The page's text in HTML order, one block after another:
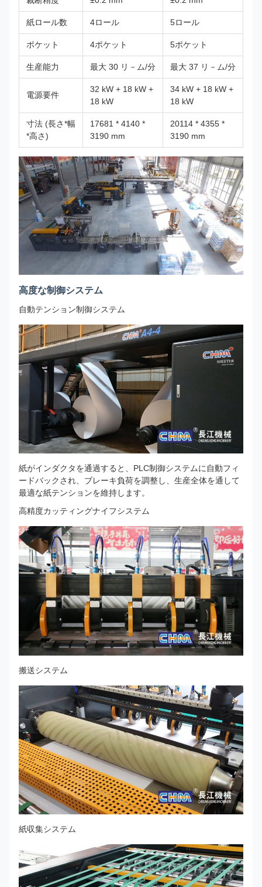
紙ロール数 4ロール 5ロール
ポケット 4ポケット 5ポケット
生産能力 最大 30 リ－ム/分 最大 37 リ－ム/分
電源要件
32 kW + 18 kW +
18 kW
34 kW + 18 kW +
18 kW
寸法 (長さ*幅
*高さ)
17681 * 4140 *
3190 mm
20114 * 4355 *
3190 mm
高度な制御システム
自動テンション制御システム
紙がインダクタを通過すると、PLC制御システムに自動フィ
ードバックされ、ブレーキ負荷を調整し、生産全体を通して
最適な紙テンションを維持します。
高精度カッティングナイフシステム
搬送システム
紙収集システム